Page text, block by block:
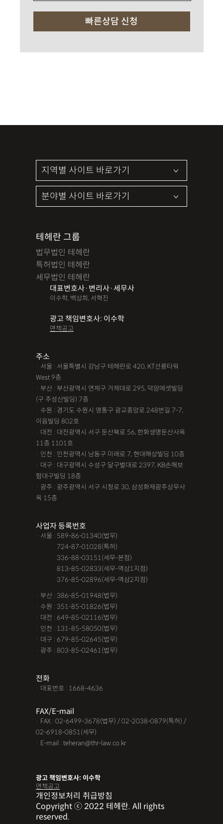
테헤란 그룹
법무법인 테헤란
특허법인 테헤란
세무법인 테헤란
대표변호사·변리사·세무사
이수학, 백상희, 서혁진
광고 책임변호사: 이수학
면책공고
주소
· 서울 : 서울특별시 강남구 테헤란로 420, KT선릉타워
West 9층
· 부산 : 부산광역시 연제구 거제대로 295, 덕암에셋빌딩
(구 주성산빌딩) 7층
· 수원 : 경기도 수원시 영통구 광교중앙로 248번길 7-7,
이음빌딩 802호
· 대전 : 대전광역시 서구 둔산북로 56, 한화생명둔산사옥
11층 1101호
· 인천 : 인천광역시 남동구 미래로 7, 현대해상빌딩 10층
· 대구 : 대구광역시 수성구 달구벌대로 2397, KB손해보
험대구빌딩 18층
· 광주 : 광주광역시 서구 시청로 30, 삼성화재광주상무사
옥 15층
사업자 등록번호
· 서울 : 589-86-01340(법무)
724-87-01028(특허)
336-88-03151(세무-본점)
813-85-02833(세무-역삼1지점)
376-85-02896(세무-역삼2지점)
· 부산 : 386-85-01948(법무)
· 수원 : 351-85-01826(법무)
· 대전 : 649-85-02116(법무)
· 인천 : 131-85-58050(법무)
· 대구 : 679-85-02645(법무)
· 광주 : 803-85-02461(법무)
전화
· 대표번호 : 1668-4636
FAX/E-mail
· FAX : 02-6499-3678(법무) / 02-2038-0879(특허) /
02-6918-0851(세무)
· E-mail : teheran@thr-law.co.kr
광고 책임변호사: 이수학
면책공고
개인정보처리 취급방침
Copyright ⓒ 2022 테헤란. All rights
reserved.